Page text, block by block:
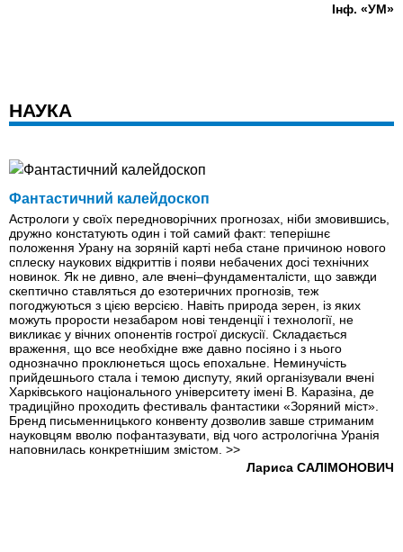
Інф. «УМ»
НАУКА
Фантастичний калейдоскоп
Астрологи у своїх передноворічних прогнозах, ніби змовившись,
дружно констатують один і той самий факт: теперішнє
положення Урану на зоряній карті неба стане причиною нового
сплеску наукових відкриттів і появи небачених досі технічних
новинок. Як не дивно, але вчені–фундаменталісти, що завжди
скептично ставляться до езотеричних прогнозів, теж
погоджуються з цією версією. Навіть природа зерен, iз яких
можуть прорости незабаром нові тенденції і технології, не
викликає у вічних опонентів гострої дискусії. Складається
враження, що все необхідне вже давно посіяно і з нього
однозначно проклюнеться щось епохальне. Неминучість
прийдешнього стала і темою диспуту, який організували вчені
Харківського національного університету імені В. Каразіна, де
традиційно проходить фестиваль фантастики «Зоряний міст».
Бренд письменницького конвенту дозволив завше стриманим
науковцям вволю пофантазувати, від чого астрологічна Уранія
наповнилась конкретнішим змістом. >>
Лариса САЛІМОНОВИЧ